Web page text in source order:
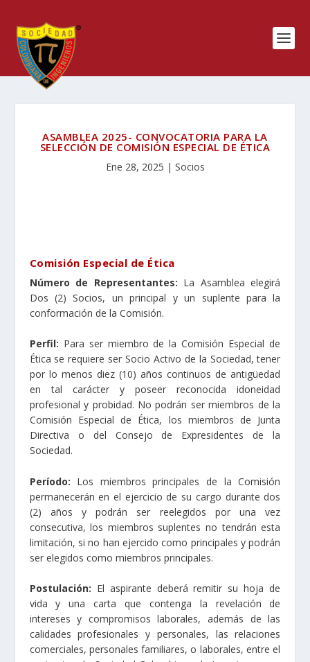
ASAMBLEA 2025- CONVOCATORIA PARA LA
SELECCIÓN DE COMISIÓN ESPECIAL DE ÉTICA
Ene 28, 2025 | Socios
Comisión Especial de Ética
Número de Representantes: La Asamblea elegirá
Dos (2) Socios, un principal y un suplente para la
conformación de la Comisión.
Perfil: Para ser miembro de la Comisión Especial de
Ética se requiere ser Socio Activo de la Sociedad, tener
por lo menos diez (10) años continuos de antigüedad
en tal carácter y poseer reconocida idoneidad
profesional y probidad. No podrán ser miembros de la
Comisión Especial de Ética, los miembros de Junta
Directiva o del Consejo de Expresidentes de la
Sociedad.
Período: Los miembros principales de la Comisión
permanecerán en el ejercicio de su cargo durante dos
(2) años y podrán ser reelegidos por una vez
consecutiva, los miembros suplentes no tendrán esta
limitación, si no han ejercido como principales y podrán
ser elegidos como miembros principales.
Postulación: El aspirante deberá remitir su hoja de
vida y una carta que contenga la revelación de
intereses y compromisos laborales, además de las
calidades profesionales y personales, las relaciones
comerciales, personales familiares, o laborales, entre el